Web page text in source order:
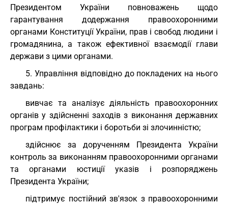
Президентом України повноважень щодо
гарантування додержання правоохоронними
органами Конституції України, прав і свобод людини і
громадянина, а також ефективної взаємодії глави
держави з цими органами.
5. Управління відповідно до покладених на нього
завдань:
вивчає та аналізує діяльність правоохоронних
органів у здійсненні заходів з виконання державних
програм профілактики і боротьби зі злочинністю;
здійснює за дорученням Президента України
контроль за виконанням правоохоронними органами
та органами юстиції указів і розпоряджень
Президента України;
підтримує постійний зв'язок з правоохоронними